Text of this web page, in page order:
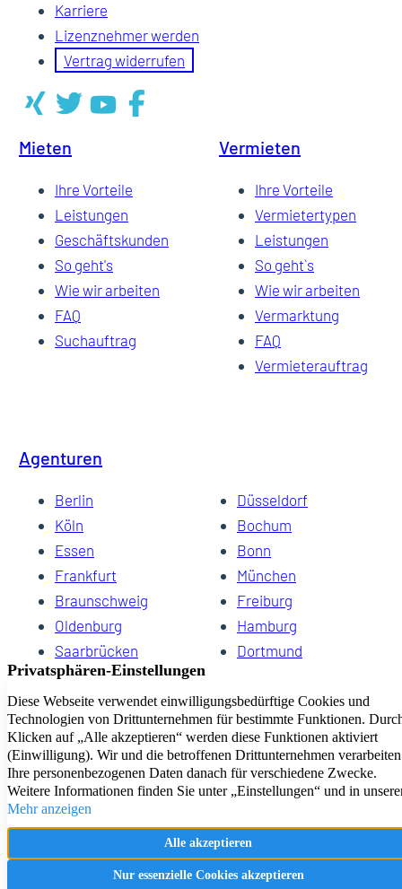
Karriere
Lizenznehmer werden
Vertrag widerrufen
Mieten
Ihre Vorteile
Leistungen
Geschäftskunden
So geht's
Wie wir arbeiten
FAQ
Suchauftrag
Vermieten
Ihre Vorteile
Vermietertypen
Leistungen
So geht`s
Wie wir arbeiten
Vermarktung
FAQ
Vermieterauftrag
Agenturen
Berlin
Düsseldorf
Köln
Bochum
Essen
Bonn
Frankfurt
München
Braunschweig
Freiburg
Oldenburg
Hamburg
Saarbrücken
Dortmund
Hannover
Dresden
Kiel
Wuppertal
Bremen
HomeCompany eG Ihre Agenturen für Wohnen auf Zeit